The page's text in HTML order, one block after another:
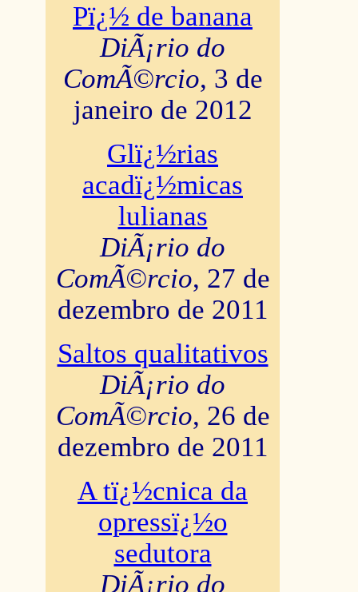
Pï¿½ de banana
DiÃ¡rio do
ComÃ©rcio, 3 de
janeiro de 2012
Glï¿½rias
acadï¿½micas
lulianas
DiÃ¡rio do
ComÃ©rcio, 27 de
dezembro de 2011
Saltos qualitativos
DiÃ¡rio do
ComÃ©rcio, 26 de
dezembro de 2011
A tï¿½cnica da
opressï¿½o
sedutora
DiÃ¡rio do